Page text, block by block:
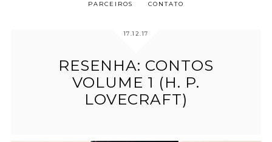
PARCEIROS CONTATO
17.12.17
RESENHA: CONTOS
VOLUME 1 (H. P.
LOVECRAFT)